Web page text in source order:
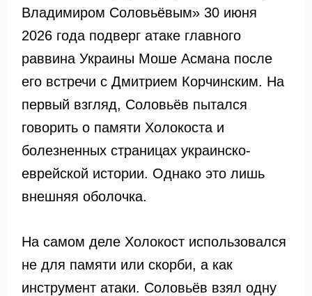
Владимиром Соловьёвым» 30 июня
2026 года подверг атаке главного
раввина Украины Моше Асмана после
его встречи с Дмитрием Корчинским. На
первый взгляд, Соловьёв пытался
говорить о памяти Холокоста и
болезненных страницах украинско-
еврейской истории. Однако это лишь
внешняя оболочка.
На самом деле Холокост использовался
не для памяти или скорби, а как
инструмент атаки. Соловьёв взял одну